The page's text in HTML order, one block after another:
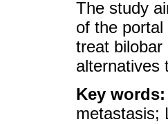
The study
of the
treat bilobar
alternatives
Key words:
metastasis;